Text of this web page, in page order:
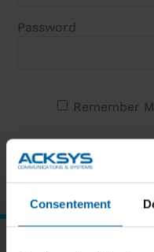
Consentement
Password
Remember
Forgot password?
New User?